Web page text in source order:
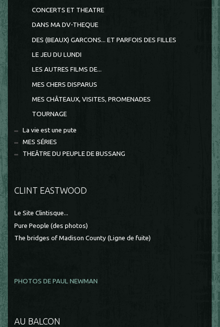
CONCERTS ET THEATRE
DANS MA DV-THEQUE
DES (BEAUX) GARCONS... ET PARFOIS DES FILLES
LE JEU DU LUNDI
LES AUTRES FILMS DE...
MES CHERS DISPARUS
MES CHÂTEAUX, VISITES, PROMENADES
TOURNAGE
La vie est une pute
MES SÉRIES
THEÂTRE DU PEUPLE DE BUSSANG
CLINT EASTWOOD
Le Site Clintisque...
Pure People (des photos)
The bridges of Madison County (Ligne de fuite)
PHOTOS DE PAUL NEWMAN
AU BALCON